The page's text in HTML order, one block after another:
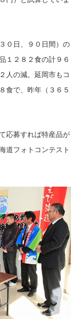
０日、９０日間）の
１２８２食の計９６
人の減。延岡市もコ
食で、昨年（３６５
応募すれば特産品が
道フォトコンテスト